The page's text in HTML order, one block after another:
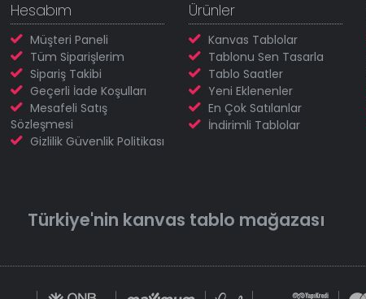
Hesabım
Müşteri Paneli
Tüm Siparişlerim
Sipariş Takibi
Geçerli İade Koşulları
Mesafeli Satış
Sözleşmesi
Gizlilik Güvenlik Politikası
Ürünler
Kanvas Tablolar
Tablonu Sen Tasarla
Tablo Saatler
Yeni Eklenenler
En Çok Satılanlar
İndirimli Tablolar
Türkiye'nin kanvas tablo mağazası